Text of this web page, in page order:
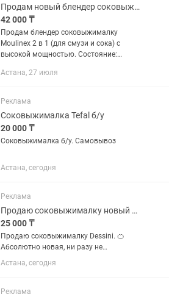
Продам новый блендер соковыжималку Moulinex 2 в 1 (для сока и смузи)
42 000 ₸
Продам блендер соковыжималку
Moulinex 2 в 1 (для смузи и сока) с
высокой мощностью. Состояние:
блендер. Мощность 600W. 2 скорости.
Астана, 27 июля
Реклама
Соковыжималка Tefal б/у
20 000 ₸
Соковыжималка б/у. Самовывоз
Астана, сегодня
Реклама
Продаю соковыжималку новый DESSINI
25 000 ₸
Продаю соковыжималку Dessini. 🍊
Абсолютно новая, ни разу не
использовалась. Подарили на
новоселье, но дома соковыжималкой
продать. Цена 25к По всем вопросам
Астана, сегодня
Реклама